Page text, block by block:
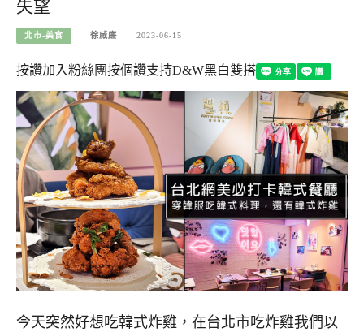
失望
北市-美食 徐威廉 2023-06-15
按讚加入粉絲團按個讚支持D&W黑白雙搭
今天突然好想吃韓式炸雞，在台北市吃炸雞我們以